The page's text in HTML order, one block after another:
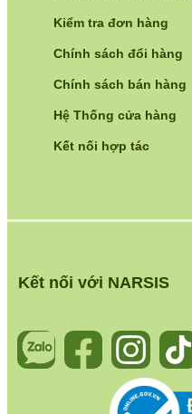
Kết nối với NARSIS
Kiểm tra đơn hàng
Chính sách đổi hàng
Chính sách bán hàng
Hệ Thống cửa hàng
Kết nối hợp tác